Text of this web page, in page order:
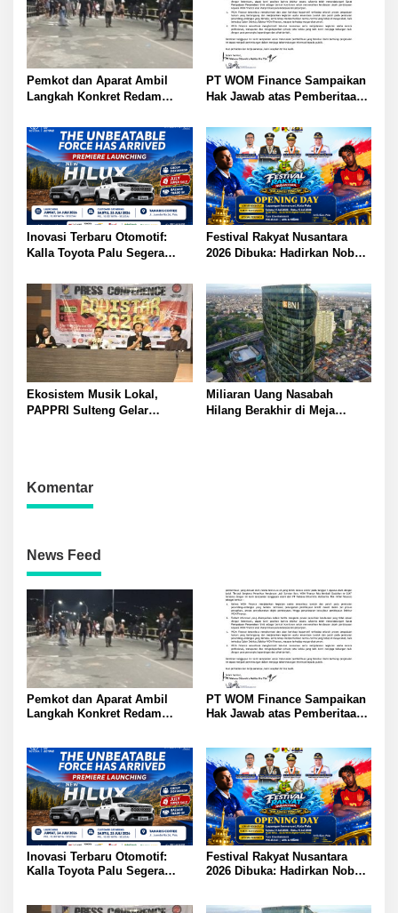
Pemkot dan Aparat Ambil
Langkah Konkret Redam
Pemuda Sampaikan Pesan
Sejuk Kutip Kitab Suci Quran
PT WOM Finance Sampaikan
Hak Jawab atas Pemberitaan
Penarikan Kendaraan Sesuai
Ketentuan
Inovasi Terbaru Otomotif:
Kalla Toyota Palu Segera
Cabin
Festival Rakyat Nusantara
2026 Dibuka: Hadirkan Nobar
Hiburan Meriah di Palu
Ekosistem Musik Lokal,
PAPPRI Sulteng Gelar
Miliaran Uang Nasabah
Hilang Berakhir di Meja
Komentar
News Feed
Pemkot dan Aparat Ambil
Langkah Konkret Redam
Sejuk Kutip Kitab Suci Quran
PT WOM Finance Sampaikan
Hak Jawab atas Pemberitaan
Ketentuan
Inovasi Terbaru Otomotif:
Kalla Toyota Palu Segera
Festival Rakyat Nusantara
2026 Dibuka: Hadirkan Nobar